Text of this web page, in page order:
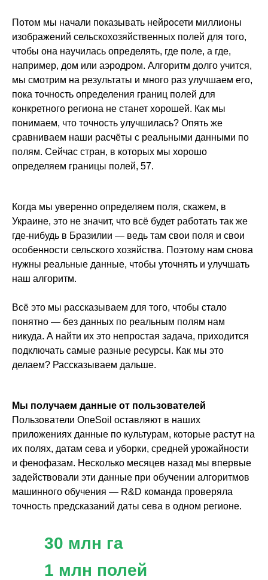
Потом мы начали показывать нейросети миллионы
изображений сельскохозяйственных полей для того,
чтобы она научилась определять, где поле, а где,
например, дом или аэродром. Алгоритм долго учится,
мы смотрим на результаты и много раз улучшаем его,
пока точность определения границ полей для
конкретного региона не станет хорошей. Как мы
понимаем, что точность улучшилась? Опять же
сравниваем наши расчёты с реальными данными по
полям. Сейчас стран, в которых мы хорошо
определяем границы полей, 57.
Когда мы уверенно определяем поля, скажем, в
Украине, это не значит, что всё будет работать так же
где-нибудь в Бразилии — ведь там свои поля и свои
особенности сельского хозяйства. Поэтому нам снова
нужны реальные данные, чтобы уточнять и улучшать
наш алгоритм.
Всё это мы рассказываем для того, чтобы стало
понятно — без данных по реальным полям нам
никуда. А найти их это непростая задача, приходится
подключать самые разные ресурсы. Как мы это
делаем? Рассказываем дальше.
Мы получаем данные от пользователей
Пользователи OneSoil оставляют в наших
приложениях данные по культурам, которые растут на
их полях, датам сева и уборки, средней урожайности
и фенофазам. Несколько месяцев назад мы впервые
задействовали эти данные при обучении алгоритмов
машинного обучения — R&D команда проверяла
точность предсказаний даты сева в одном регионе.
30 млн га
1 млн полей